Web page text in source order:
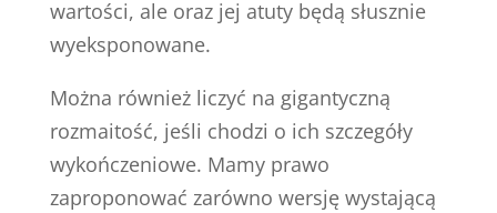
wartości, ale oraz jej atuty będą słusznie
wyeksponowane.
Można również liczyć na gigantyczną
rozmaitość, jeśli chodzi o ich szczegóły
wykończeniowe. Mamy prawo
zaproponować zarówno wersję wystającą